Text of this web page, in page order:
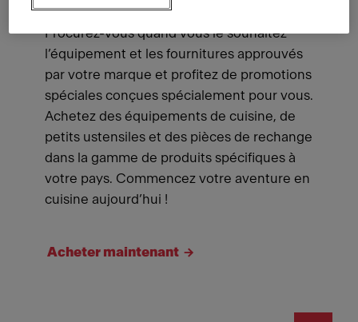
Boutique en ligne MyFranke
Procurez-vous quand vous le souhaitez
l’équipement et les fournitures approuvés
par votre marque et profitez de promotions
spéciales conçues spécialement pour vous.
Achetez des équipements de cuisine, de
petits ustensiles et des pièces de rechange
dans la gamme de produits spécifiques à
votre pays. Commencez votre aventure en
cuisine aujourd’hui !
Acheter maintenant